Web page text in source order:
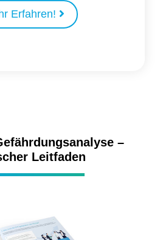
Erfahren!
–
Leitfaden